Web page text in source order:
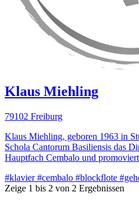
Klaus Miehling
79102 Freiburg
Klaus Miehling, geboren 1963 in
Schola Cantorum Basiliensis das
Hauptfach Cembalo und
#klavier #cembalo #blockflote
Zeige 1 bis 2 von 2 Ergebnissen